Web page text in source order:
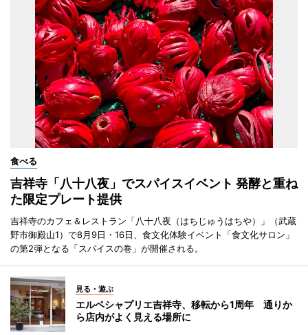
食べる
吉祥寺「八十八夜」でスパイスイベント 発酵と重ね
た限定プレート提供
吉祥寺のカフェ＆レストラン「八十八夜（はちじゅうはちや）」（武蔵
野市御殿山1）で8月9日・16日、食文化体験イベント「食文化サロン」
の第2弾となる「スパイスの巻」が開催される。
見る・遊ぶ
エルベシャプリエ吉祥寺、移転から1周年 通りか
ら店内がよく見える場所に